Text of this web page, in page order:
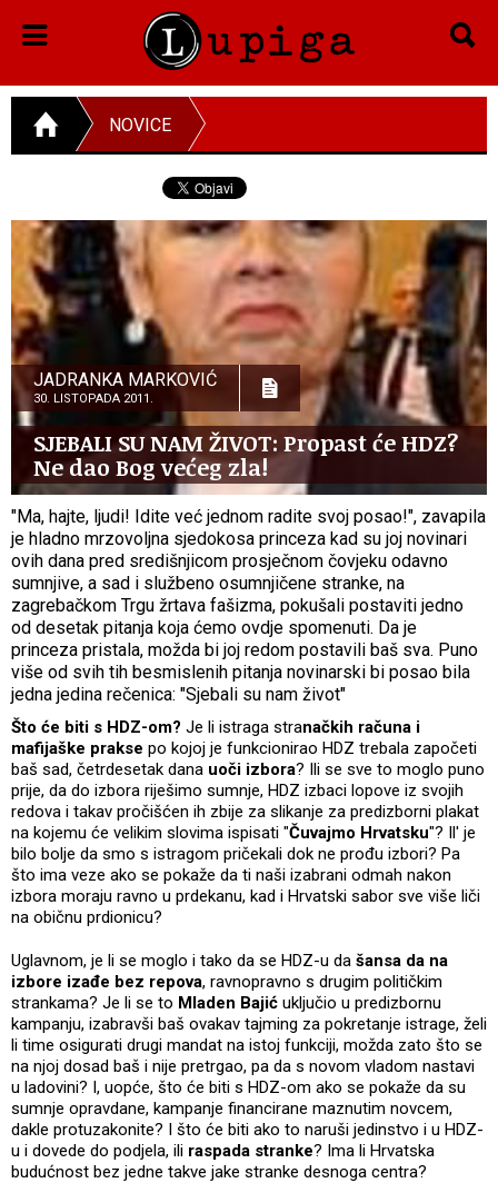
NOVICE
JADRANKA MARKOVIĆ
30. LISTOPADA 2011.
SJEBALI SU NAM ŽIVOT: Propast će HDZ?
Ne dao Bog većeg zla!
"Ma, hajte, ljudi! Idite već jednom radite svoj posao!", zavapila
je hladno mrzovoljna sjedokosa princeza kad su joj novinari
ovih dana pred središnjicom prosječnom čovjeku odavno
sumnjive, a sad i službeno osumnjičene stranke, na
zagrebačkom Trgu žrtava fašizma, pokušali postaviti jedno
od desetak pitanja koja ćemo ovdje spomenuti. Da je
princeza pristala, možda bi joj redom postavili baš sva. Puno
više od svih tih besmislenih pitanja novinarski bi posao bila
jedna jedina rečenica: "Sjebali su nam život"
Što će biti s HDZ-om? Je li istraga stranačkih računa i
mafijaške prakse po kojoj je funkcionirao HDZ trebala započeti
baš sad, četrdesetak dana uoči izbora? Ili se sve to moglo puno
prije, da do izbora riješimo sumnje, HDZ izbaci lopove iz svojih
redova i takav pročišćen ih zbije za slikanje za predizborni plakat
na kojemu će velikim slovima ispisati "Čuvajmo Hrvatsku"? Il' je
bilo bolje da smo s istragom pričekali dok ne prođu izbori? Pa
što ima veze ako se pokaže da ti naši izabrani odmah nakon
izbora moraju ravno u prdekanu, kad i Hrvatski sabor sve više liči
na običnu prdionicu?
Uglavnom, je li se moglo i tako da se HDZ-u da šansa da na
izbore izađe bez repova, ravnopravno s drugim političkim
strankama? Je li se to Mladen Bajić uključio u predizbornu
kampanju, izabravši baš ovakav tajming za pokretanje istrage, želi
li time osigurati drugi mandat na istoj funkciji, možda zato što se
na njoj dosad baš i nije pretrgao, pa da s novom vladom nastavi
u ladovini? I, uopće, što će biti s HDZ-om ako se pokaže da su
sumnje opravdane, kampanje financirane maznutim novcem,
dakle protuzakonite? I što će biti ako to naruši jedinstvo i u HDZ-
u i dovede do podjela, ili raspada stranke? Ima li Hrvatska
budućnost bez jedne takve jake stranke desnoga centra?